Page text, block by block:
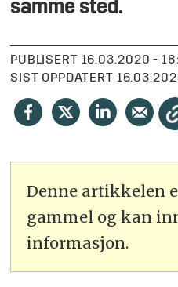
samme sted.
PUBLISERT
16.03.2020 -
SIST OPPDATERT
Denne artikkelen
gammel og kan
informasjon.